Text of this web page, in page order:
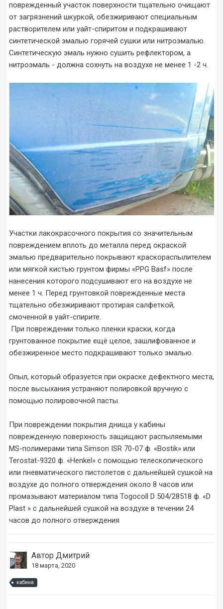
поврежденный участок поверхности тщательно очищают
от загрязнений шкуркой, обезжиривают специальным
растворителем или уайт-спиритом и подкрашивают
синтетической эмалью горячей сушки или нитроэмалью.
Синтетическую эмаль нужно сушить рефлектором, а
нитроэмаль - должна сохнуть на воздухе не менее 1 -2 ч.
Участки лакокрасочного покрытия со значительным
повреждением вплоть до металла перед окраской
эмалью предварительно покрывают краскораспылителем
или мягкой кистью грунтом фирмы «PPG Basf» после
нанесения которого подсушивают его на воздухе не
менее 1 ч. Перед грунтовкой поврежденные места
тщательно обезжиривают протирая салфеткой,
смоченной в уайт-спирите.
При повреждении только пленки краски, когда
грунтованное покрытие ещё целое, зашлифованное и
обезжиренное место подкрашивают только эмалью.
Опыл, который образуется при окраске дефектного места,
после высыхания устраняют полировкой вручную с
помощью полировочной пасты.
При повреждении покрытия днища у кабины
поврежденную поверхность защищают распыляемыми
MS-полимерами типа Simson ISR 70-07 ф. «Bostik» или
Terostat-9320 ф. «Henkel» с помощью телескопического
или пневматического пистолетов с дальнейшей сушкой на
воздухе до полного отверждения около 8 часов или
промазывают материалом типа Togocoll D 504/28518 ф. «D
Plast » с дальнейшей сушкой на воздухе в течении 24
часов до полного отверждения
Автор Дмитрий
18 марта, 2020
кабина